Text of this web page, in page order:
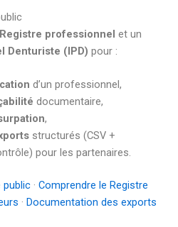
Registre professionnel et un
Denturiste (IPD) pour :
d’un professionnel,
documentaire,
,
structurés (CSV +
pour les partenaires.
public · Comprendre le Registre
· Documentation des exports